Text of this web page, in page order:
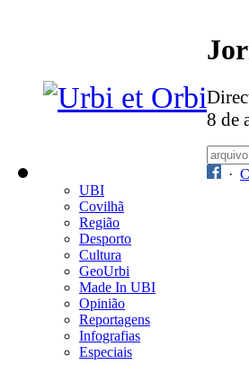
8 de
·
UBI
Covilhã
Região
Desporto
Cultura
GeoUrbi
Made In UBI
Opinião
Reportagens
Infografias
Especiais